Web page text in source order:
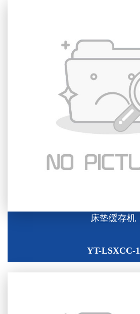
床垫缓存机
YT-LSXCC-1